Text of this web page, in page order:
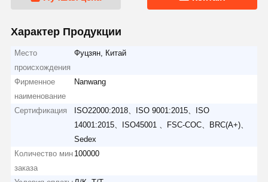
Характер Продукции
Место
происхождения
Фуцзян, Китай
Фирменное
наименование
Nanwang
Сертификация
ISO22000:2018、ISO 9001:2015、ISO
14001:2015、ISO45001 、FSC-COC、BRC(A+)、
Sedex
Количество мин
заказа
100000